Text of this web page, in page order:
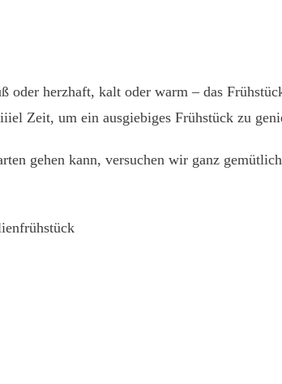
herzhaft, kalt oder warm – das
Zeit, um ein ausgiebiges Frühstück zu
gehen kann, versuchen wir ganz